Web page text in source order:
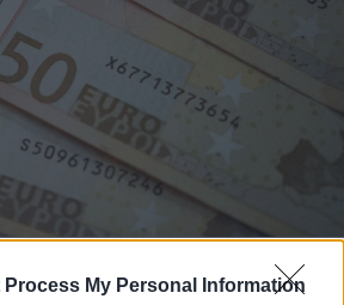
Process My Personal Information
τραπεζικές καταθέσεις: Πότε
αναλήψεις θεωρούνται κρυφή